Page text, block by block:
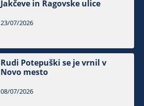
Jakčeve in Ragovske ulice
23/07/2026
Rudi Potepuški se je vrnil v
Novo mesto
08/07/2026